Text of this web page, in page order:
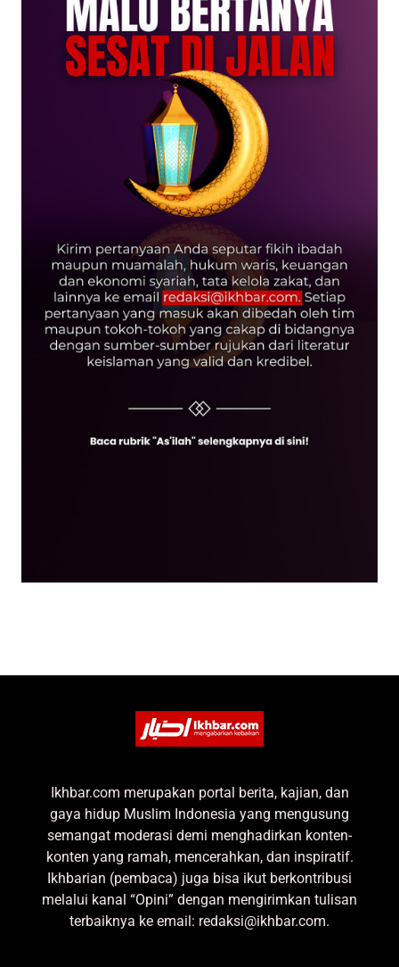
Ikhbar.com merupakan portal berita, kajian, dan
gaya hidup Muslim Indonesia yang mengusung
semangat moderasi demi menghadirkan konten-
konten yang ramah, mencerahkan, dan inspiratif.
Ikhbarian (pembaca) juga bisa ikut berkontribusi
melalui kanal “Opini” dengan mengirimkan tulisan
terbaiknya ke email: redaksi@ikhbar.com.